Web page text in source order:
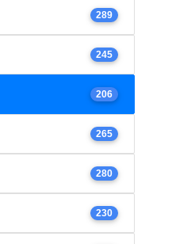
289
245
206
265
280
230